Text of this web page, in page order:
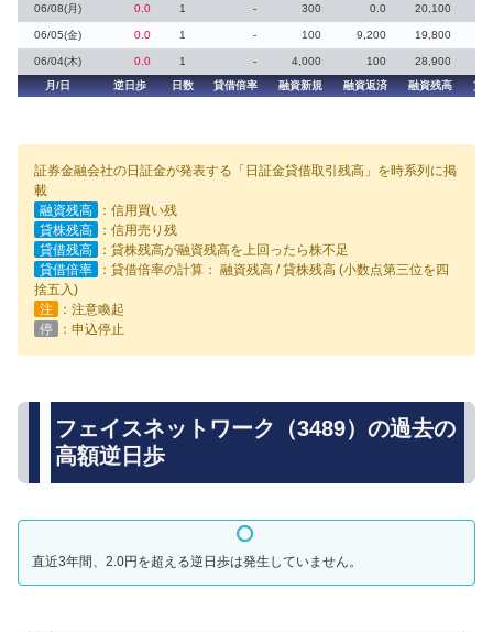
06/08(月) 0.0 1 - 300 0.0 20,100
06/05(金) 0.0 1 - 100 9,200 19,800
06/04(木) 0.0 1 - 4,000 100
28,900
月/日
逆日歩 日数 貸借倍率 融資新規 融資返済 融資残高 貸
証券金融会社の日証金が発表する「日証金貸借取引残高」を時系列に掲
載
融資残高
：信用買い残
貸株残高
：信用売り残
貸借残高
：貸株残高が融資残高を上回ったら株不足
貸借倍率
：貸借倍率の計算： 融資残高 / 貸株残高 (小数点第三位を四
捨五入)
注
：注意喚起
停
：申込停止
フェイスネットワーク（3489）の過去の
高額逆日歩
直近3年間、2.0円を超える逆日歩は発生していません。